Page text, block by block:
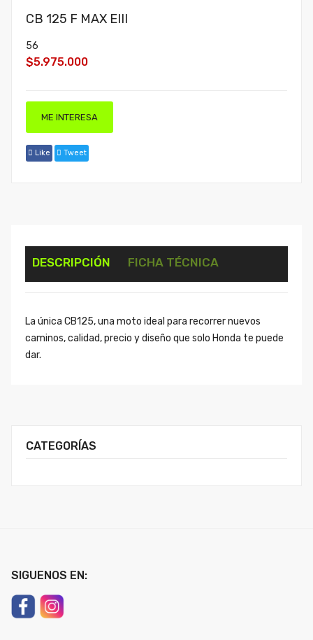
CATEGORÍAS
CB 125 F MAX EIII
56
$5.975.000
ME INTERESA
Like Tweet
DESCRIPCIÓN FICHA TÉCNICA
La única CB125, una moto ideal para recorrer nuevos
caminos, calidad, precio y diseño que solo Honda te puede
dar.
SIGUENOS EN: